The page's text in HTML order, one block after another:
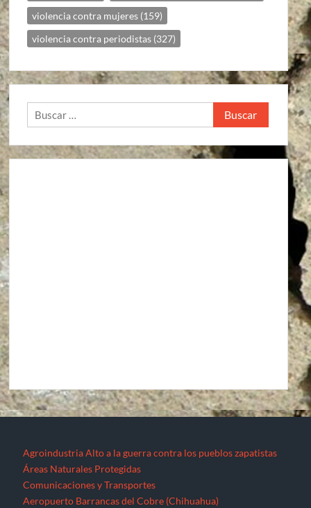
violencia contra mujeres (159)
violencia contra periodistas (327)
Buscar:
Agroindustria Alto a la guerra contra los pueblos zapatistas
Áreas Naturales Protegidas
Comunicaciones y Transportes
Aeropuerto Barrancas del Cobre (Chihuahua)